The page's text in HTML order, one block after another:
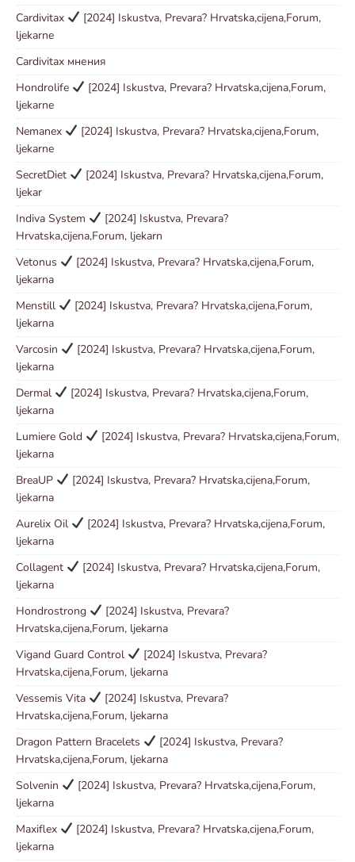
Cardivitax
[2024] Iskustva, Prevara? Hrvatska,cijena,Forum,
ljekarne
Cardivitax мнения
Hondrolife
[2024] Iskustva, Prevara? Hrvatska,cijena,Forum,
ljekarne
Nemanex
[2024] Iskustva, Prevara? Hrvatska,cijena,Forum,
ljekarne
SecretDiet
[2024] Iskustva, Prevara? Hrvatska,cijena,Forum,
ljekar
Indiva System
[2024] Iskustva, Prevara?
Hrvatska,cijena,Forum, ljekarn
Vetonus
[2024] Iskustva, Prevara? Hrvatska,cijena,Forum,
ljekarna
Menstill
[2024] Iskustva, Prevara? Hrvatska,cijena,Forum,
ljekarna
Varcosin
[2024] Iskustva, Prevara? Hrvatska,cijena,Forum,
ljekarna
Dermal
[2024] Iskustva, Prevara? Hrvatska,cijena,Forum,
ljekarna
Lumiere Gold
[2024] Iskustva, Prevara? Hrvatska,cijena,Forum,
ljekarna
BreaUP
[2024] Iskustva, Prevara? Hrvatska,cijena,Forum,
ljekarna
Aurelix Oil
[2024] Iskustva, Prevara? Hrvatska,cijena,Forum,
ljekarna
Collagent
[2024] Iskustva, Prevara? Hrvatska,cijena,Forum,
ljekarna
Hondrostrong
[2024] Iskustva, Prevara?
Hrvatska,cijena,Forum, ljekarna
Vigand Guard Control
[2024] Iskustva, Prevara?
Hrvatska,cijena,Forum, ljekarna
Vessemis Vita
[2024] Iskustva, Prevara?
Hrvatska,cijena,Forum, ljekarna
Dragon Pattern Bracelets
[2024] Iskustva, Prevara?
Hrvatska,cijena,Forum, ljekarna
Solvenin
[2024] Iskustva, Prevara? Hrvatska,cijena,Forum,
ljekarna
Maxiflex
[2024] Iskustva, Prevara? Hrvatska,cijena,Forum,
ljekarna